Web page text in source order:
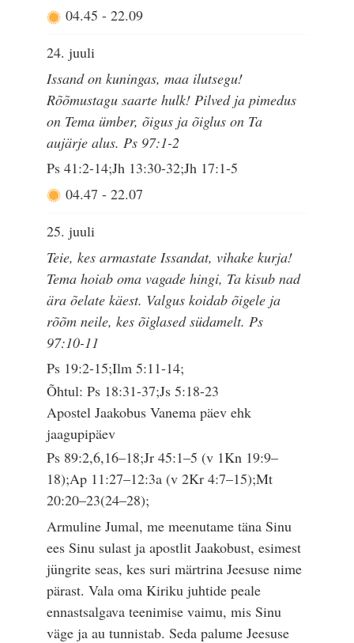
04.45 - 22.09
24. juuli
Issand on kuningas, maa ilutsegu!
Rõõmustagu saarte hulk! Pilved ja pimedus
on Tema ümber, õigus ja õiglus on Ta
aujärje alus. Ps 97:1-2
Ps 41:2-14;Jh 13:30-32;Jh 17:1-5
04.47 - 22.07
25. juuli
Teie, kes armastate Issandat, vihake kurja!
Tema hoiab oma vagade hingi, Ta kisub nad
ära õelate käest. Valgus koidab õigele ja
rõõm neile, kes õiglased südamelt. Ps
97:10-11
Ps 19:2-15;Ilm 5:11-14;
Õhtul: Ps 18:31-37;Js 5:18-23
Apostel Jaakobus Vanema päev ehk
jaagupipäev
Ps 89:2,6,16–18;Jr 45:1–5 (v 1Kn 19:9–
18);Ap 11:27–12:3a (v 2Kr 4:7–15);Mt
20:20–23(24–28);
Armuline Jumal, me meenutame täna Sinu
ees Sinu sulast ja apostlit Jaakobust, esimest
jüngrite seas, kes suri märtrina Jeesuse nime
pärast. Vala oma Kiriku juhtide peale
ennastsalgava teenimise vaimu, mis Sinu
väge ja au tunnistab. Seda palume Jeesuse